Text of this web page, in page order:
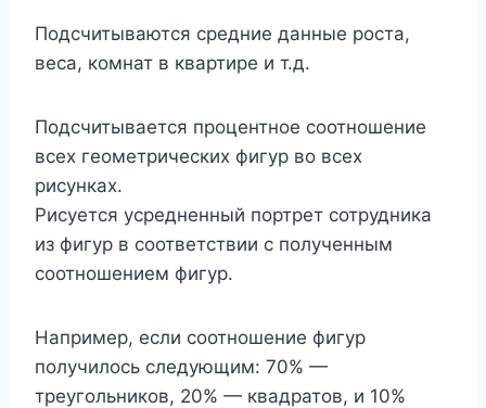
Подсчитываются средние данные роста,
веса, комнат в квартире и т.д.
Подсчитывается процентное соотношение
всех геометрических фигур во всех
рисунках.
Рисуется усредненный портрет сотрудника
из фигур в соответствии с полученным
соотношением фигур.
Например, если соотношение фигур
получилось следующим: 70% —
треугольников, 20% — квадратов, и 10%